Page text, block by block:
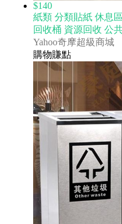
$140
紙類 分類貼紙 休息
回收桶 資源回收 公
Yahoo奇摩超級商城
購物賺點